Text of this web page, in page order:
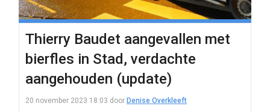
Thierry Baudet aangevallen met
bierfles in Stad, verdachte
aangehouden (update)
20 november 2023 18:03 door Denise Overkleeft